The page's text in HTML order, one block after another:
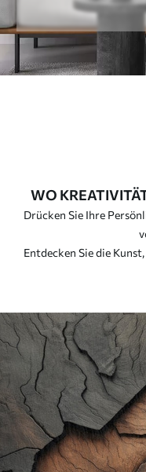
WO
Drücken Sie Ihre
Entdecken Sie die